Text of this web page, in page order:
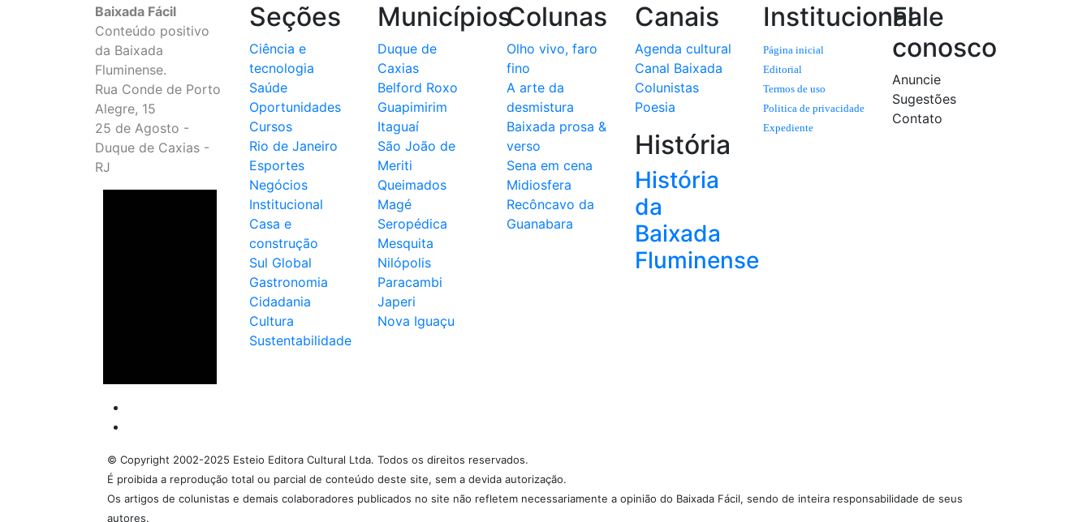
Baixada Fácil
Conteúdo positivo
da Baixada
Fluminense.
Rua Conde de Porto
Alegre, 15
25 de Agosto -
Duque de Caxias -
RJ
Seções
Ciência e
tecnologia
Saúde
Oportunidades
Cursos
Rio de Janeiro
Esportes
Negócios
Institucional
Casa e
construção
Sul Global
Gastronomia
Cidadania
Cultura
Sustentabilidade
Municípios
Duque de
Caxias
Belford Roxo
Guapimirim
Itaguaí
São João de
Meriti
Queimados
Magé
Seropédica
Mesquita
Nilópolis
Paracambi
Japeri
Nova Iguaçu
Colunas
Olho vivo, faro
fino
A arte da
desmistura
Baixada prosa &
verso
Sena em cena
Midiosfera
Recôncavo da
Guanabara
Canais
Agenda cultural
Canal Baixada
Colunistas
Poesia
História
História
da
Baixada
Fluminense
Institucional
Página inicial
Editorial
Termos de uso
Politica de privacidade
Expediente
Fale
conosco
Anuncie
Sugestões
Contato
© Copyright 2002-2025 Esteio Editora Cultural Ltda. Todos os direitos reservados.
É proibida a reprodução total ou parcial de conteúdo deste site, sem a devida autorização.
Os artigos de colunistas e demais colaboradores publicados no site não refletem necessariamente a opinião do Baixada Fácil, sendo de inteira responsabilidade de seus
autores.